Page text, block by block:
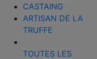
CASTAING
ARTISAN DE LA
TRUFFE
TOUTES LES